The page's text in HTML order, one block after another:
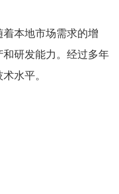
本地市场需求的增
研发能力。经过多年
水平。